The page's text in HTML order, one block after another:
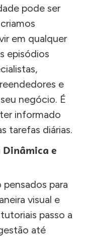
pode ser
em qualquer
episódios
e
negócio. É
informado
tarefas diárias.
e
pensados para
visual e
passo a
até